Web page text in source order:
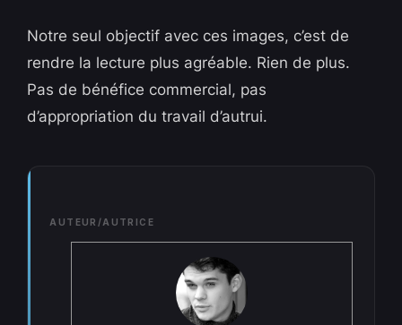
Notre seul objectif avec ces images, c’est de
rendre la lecture plus agréable. Rien de plus.
Pas de bénéfice commercial, pas
d’appropriation du travail d’autrui.
AUTEUR/AUTRICE